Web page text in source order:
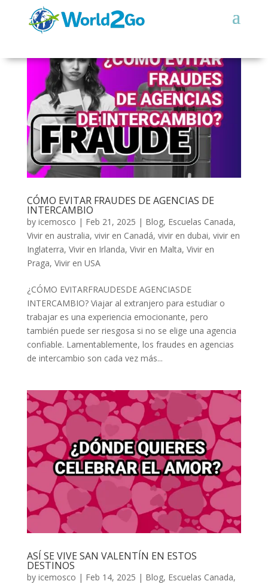
CÓMO EVITAR FRAUDES DE AGENCIAS DE
INTERCAMBIO
by icemosco | Feb 21, 2025 | Blog, Escuelas Canada,
Vivir en australia, vivir en Canadá, vivir en dubai, vivir en
Inglaterra, Vivir en Irlanda, Vivir en Malta, Vivir en
Praga, Vivir en USA
¿CÓMO EVITARFRAUDESDE AGENCIASDE
INTERCAMBIO? Viajar al extranjero para estudiar o
trabajar es una experiencia emocionante, pero
también puede ser riesgosa si no se elige una agencia
confiable. Lamentablemente, los fraudes en agencias
de intercambio son cada vez más...
ASÍ SE VIVE SAN VALENTÍN EN ESTOS
DESTINOS
by icemosco | Feb 14, 2025 | Blog, Escuelas Canada,